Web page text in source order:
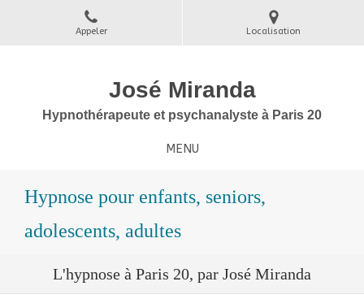
Appeler Localisation
José Miranda
Hypnothérapeute et psychanalyste à Paris 20
MENU
Hypnose pour enfants, seniors,
adolescents, adultes
L'hypnose à Paris 20, par José Miranda